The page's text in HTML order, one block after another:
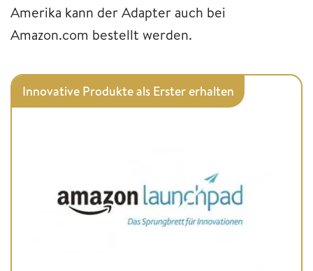
Amerika kann der Adapter auch bei
Amazon.com bestellt werden.
Innovative Produkte als Erster erhalten